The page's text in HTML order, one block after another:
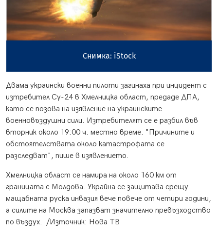
Снимка: iStock
Двама украински военни пилоти загинаха при инцидент с
изтребител Су-24 в Хмелницка област, предаде ДПА,
като се позова на изявление на украинските
военновъздушни сили. Изтребителят се е разбил във
вторник около 19:00 ч. местно време. "Причините и
обстоятелствата около катастрофата се
разследват", пише в изявлението.
Хмелницка област се намира на около 160 км от
границата с Молдова. Украйна се защитава срещу
мащабната руска инвазия вече повече от четири години,
а силите на Москва запазват значително превъзходство
по въздух. /Източник: Нова ТВ